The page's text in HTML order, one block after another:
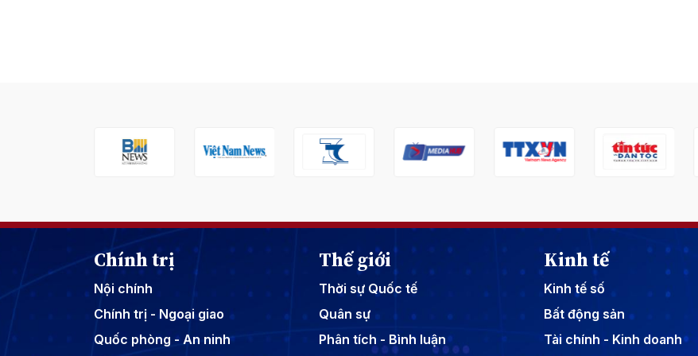
Chính trị
Nội chính
Chính trị - Ngoại giao
Quốc phòng - An ninh
Thế giới
Thời sự Quốc tế
Quân sự
Phân tích - Bình luận
Kinh tế
Kinh tế số
Bất động sản
Tài chính - Kinh doanh